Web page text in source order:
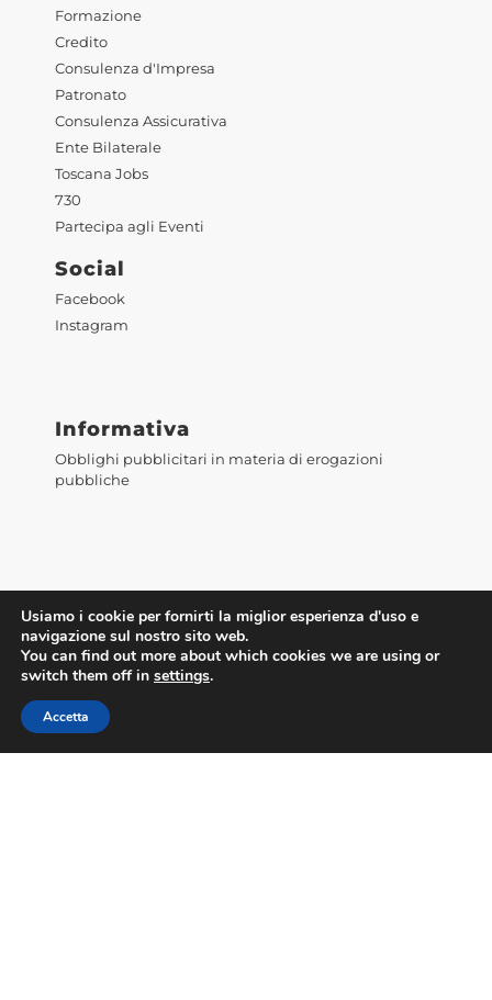
Formazione
Credito
Consulenza d'Impresa
Patronato
Consulenza Assicurativa
Ente Bilaterale
Toscana Jobs
730
Partecipa agli Eventi
Social
Facebook
Instagram
Informativa
Obblighi pubblicitari in materia di erogazioni
pubbliche
Usiamo i cookie per fornirti la miglior esperienza d'uso e
navigazione sul nostro sito web.
You can find out more about which cookies we are using or
switch them off in settings.
Accetta